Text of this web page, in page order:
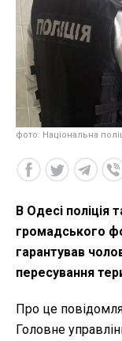
фото: Національна
В Одесі поліція
громадського
гарантував
пересування
Про це
Головне